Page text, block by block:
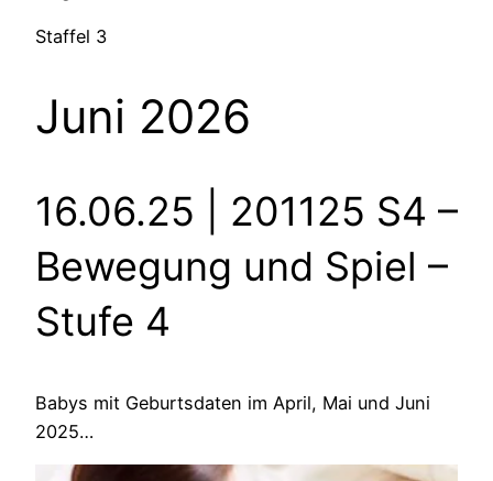
Staffel 3
Juni 2026
16.06.25 | 201125 S4 –
Bewegung und Spiel –
Stufe 4
Babys mit Geburtsdaten im April, Mai und Juni
2025…